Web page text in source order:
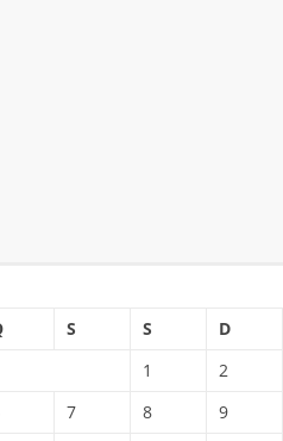
S S
D
1
2
7 8
9